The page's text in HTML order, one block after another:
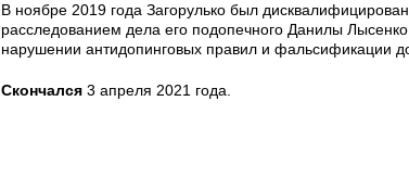
В ноябре 2019 года Загорулько был
расследованием дела его подопечного Данилы
нарушении антидопинговых правил и фальсификации
Скончался 3 апреля 2021 года.